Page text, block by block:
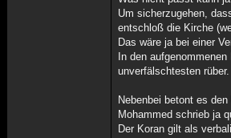
Um sicherzugehen,
entschloß die Kirche
Das wäre ja bei einer
In den
unverfälschtesten rüber.
Nebenbei betont es
Mohammed schrieb ja
Der Koran gilt als